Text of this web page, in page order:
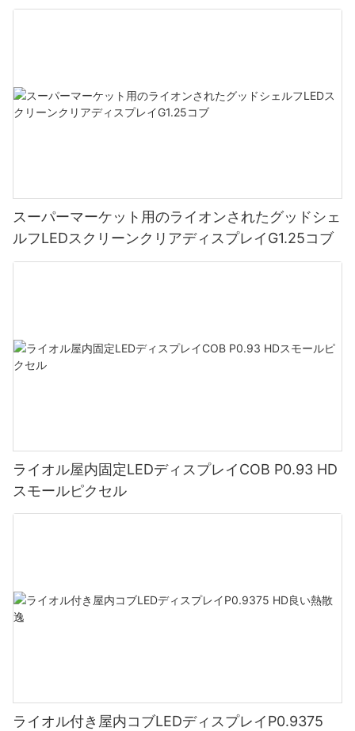
スーパーマーケット用のライオンされたグッドシェ
ルフLEDスクリーンクリアディスプレイG1.25コブ
ライオル屋内固定LEDディスプレイCOB P0.93 HD
スモールピクセル
ライオル付き屋内コブLEDディスプレイP0.9375